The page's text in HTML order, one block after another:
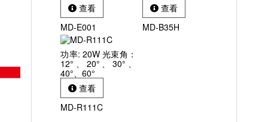
查看
MD-E001
查看
MD-B35H
功率: 20W 光束角：
12°、20°、30°、
40°、60°
查看
MD-R111C